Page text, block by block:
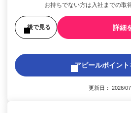
お持ちでない方は入社までの取
後で見る 詳細
アピールポイント
更新日： 2026/